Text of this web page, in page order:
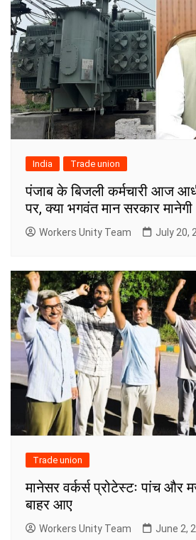
India Trade union
पंजाब के बिजली कर्मचारी आज
पर, क्या भगवंत मान सरकार मानेगी
Workers Unity Team July 20,
Trade union
मानेसर वर्कर्स प्रोटेस्टः पांच
बाहर आए
Workers Unity Team June 2,